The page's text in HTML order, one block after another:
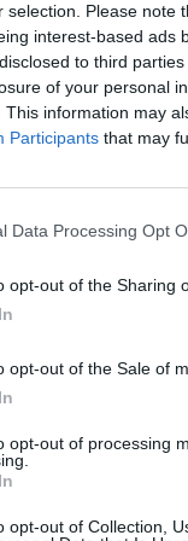
selection. Please note
interest-based ads
to third
of your personal
This information may
Participants that may
Data Processing Opt
opt-out of the Sharing
opt-out of the Sale of
opt-out of processing
opt-out of Collection,
lett a
ki a Forbes
nőtt egy év alatt
éve. A lista
pedig
portfolio.hu
cikkarchívum